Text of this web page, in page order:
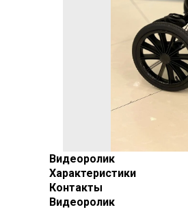
Видеоролик
Характеристики
Контакты
Видеоролик